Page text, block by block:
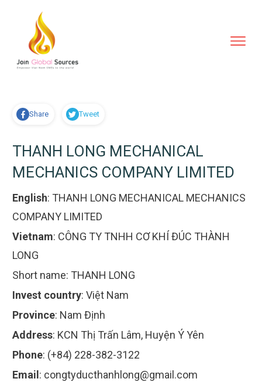
Share Tweet
THANH LONG MECHANICAL
MECHANICS COMPANY LIMITED
English: THANH LONG MECHANICAL MECHANICS
COMPANY LIMITED
Vietnam: CÔNG TY TNHH CƠ KHÍ ĐÚC THÀNH
LONG
Short name: THANH LONG
Invest country: Việt Nam
Province: Nam Định
Address: KCN Thị Trấn Lâm, Huyện Ý Yên
Phone: (+84) 228-382-3122
Email : congtyducthanhlong@gmail.com